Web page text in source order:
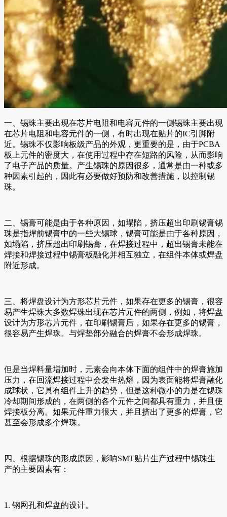
一、锡珠主要出现在芯片电阻和电容元件的一侧锡珠主要出现
在芯片电阻和电容元件的一侧，有时出现在贴片的IC引脚附
近。锡珠不仅影响板级产品的外观，更重要的是，由于PCBA
板上元件的密度大，在使用过程中存在短路的风险，从而影响
了电子产品的质量。产生锡珠的原因很多，通常是由一种或多
种因素引起的，因此有必要做好预防和改善措施，以控制锡
珠。
二、锡膏可能是由于各种原因，如塌陷，挤压超出印刷锡膏锡
珠是指焊前锡膏中的一些大锡球，锡膏可能是由于各种原因，
如塌陷，挤压超出印刷锡膏，在焊接过程中，超出锡膏未能在
焊接和焊接过程中锡膏板融化并相互独立，在组件本体或焊盘
附近形成。
三、将焊盘设计为方形芯片元件，如果存在更多的锡膏，很容
易产生焊珠大多数焊珠出现在芯片元件的两侧，例如，将焊盘
设计为方形芯片元件，在印刷锡膏后，如果存在更多的锡膏，
很容易产生焊珠。与焊垫部分融合的焊膏不会形成焊珠。
但是当焊料量增加时，元素会向本体下面的组件中的焊膏施加
压力，在回流焊接过程中会发生热熔，因为表面能将焊膏融化
成球状，它具有组件上升的趋势，但是这种微小的力是在锡珠
冷却期间形成的，在两侧的各个元件之间都具有重力，并且使
焊接板分离。如果元件重力很大，并且挤出了更多的焊膏，它
甚至会形成多个焊珠。
四、根据锡珠的形成原因，影响SMT贴片生产过程中锡珠生
产的主要因素有：
1. 钢网孔和焊盘的设计。